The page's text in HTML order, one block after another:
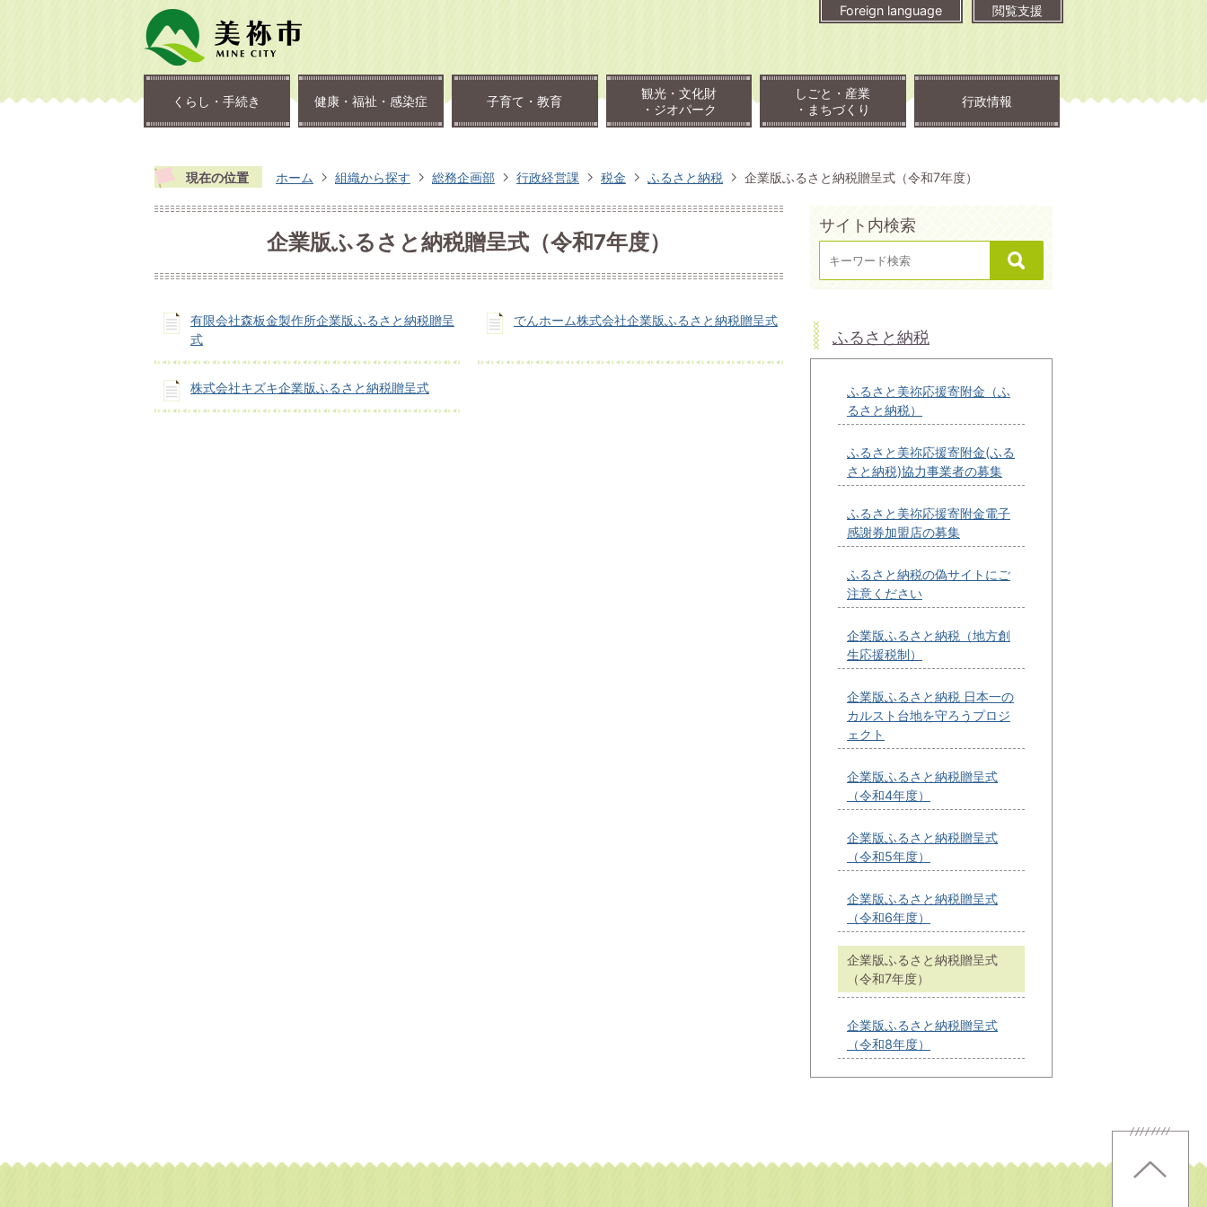
Foreign language 閲覧支援
くらし・手続き 健康・福祉・感染症 子育て・教育
観光・文化財
・ジオパーク
しごと・産業
・まちづくり
行政情報
現在の位置 ホーム 組織から探す 総務企画部 行政経営課 税金 ふるさと納税 企業版ふるさと納税贈呈式（令和7年度）
企業版ふるさと納税贈呈式（令和7年度）
有限会社森板金製作所企業版ふるさと納税贈呈
式
でんホーム株式会社企業版ふるさと納税贈呈式
株式会社キズキ企業版ふるさと納税贈呈式
サイト内検索
ふるさと納税
ふるさと美祢応援寄附金（ふ
るさと納税）
ふるさと美祢応援寄附金(ふる
さと納税)協力事業者の募集
ふるさと美祢応援寄附金電子
感謝券加盟店の募集
ふるさと納税の偽サイトにご
注意ください
企業版ふるさと納税（地方創
生応援税制）
企業版ふるさと納税 日本一の
カルスト台地を守ろうプロジ
ェクト
企業版ふるさと納税贈呈式
（令和4年度）
企業版ふるさと納税贈呈式
（令和5年度）
企業版ふるさと納税贈呈式
（令和6年度）
企業版ふるさと納税贈呈式
（令和7年度）
企業版ふるさと納税贈呈式
（令和8年度）